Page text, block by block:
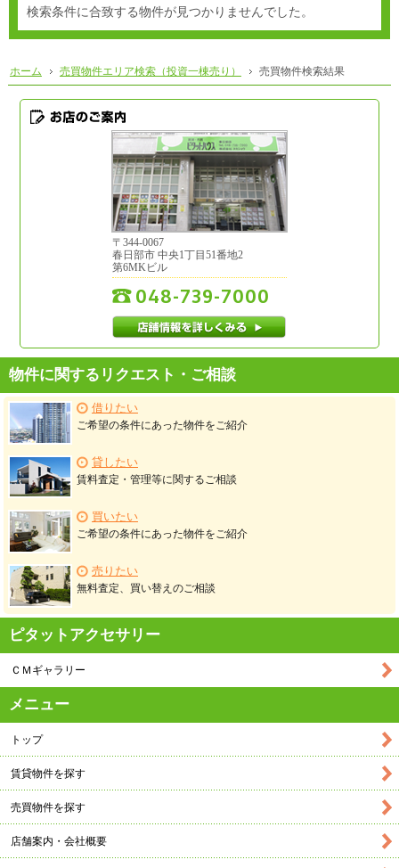
検索条件に合致する物件が見つかりませんでした。
ホーム 売買物件エリア検索（投資一棟売り） 売買物件検索結果
〒 344-0067
春日部市 中央1丁目51番地2
第6MKビル
048-739-7000
物件に関するリクエスト・ご相談
借りたい
ご希望の条件にあった物件をご紹介
貸したい
賃料査定・管理等に関するご相談
買いたい
ご希望の条件にあった物件をご紹介
売りたい
無料査定、買い替えのご相談
ピタットアクセサリー
ＣＭギャラリー
メニュー
トップ
賃貸物件を探す
売買物件を探す
店舗案内・会社概要